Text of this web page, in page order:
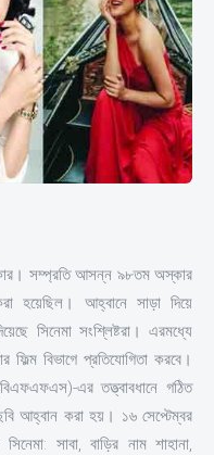
সম্প্রতি আসন্ন ৯৮তম অস্কার
হয়েছিল। আহ্বানে সাড়া দিয়ে
সিনেমা সংশ্লিষ্টরা। এরমধ্যে
ফিল্ম বিভাগে প্রতিযোগিতা করবে।
এর তত্ত্বাবধানে গঠিত
আহ্বান করা হয়। ১৬ সেপ্টেম্বর
সাবা, বাড়ির নাম শাহানা,